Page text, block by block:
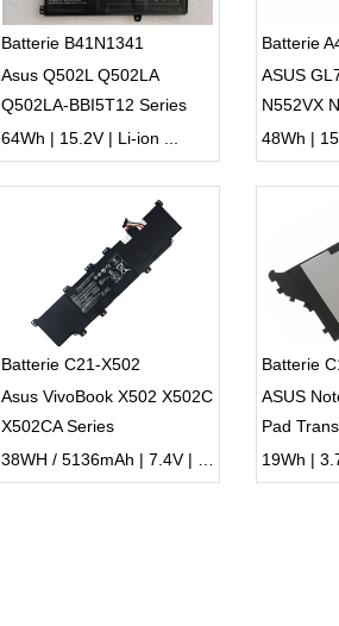
Batterie B41N1341
Asus Q502L Q502LA
Q502LA-BBI5T12 Series
64Wh | 15.2V | Li-ion ...
Batterie
ASUS
N552VX
48Wh |
Batterie C21-X502
Asus VivoBook X502 X502C
X502CA Series
Batterie
ASUS
Pad
TX201LA
19Wh |